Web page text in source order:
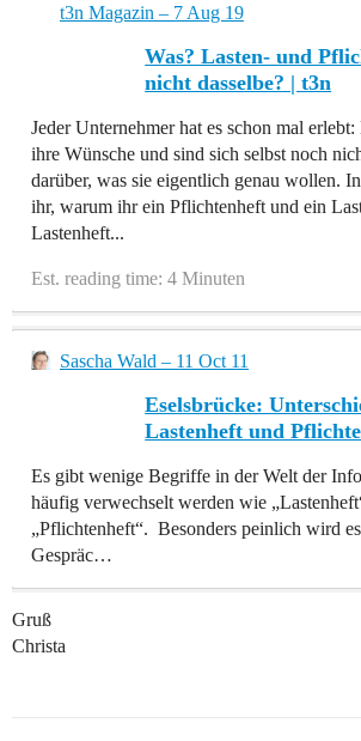
t3n Magazin – 7 Aug 19
Was? Lasten- und
nicht dasselbe? | t3n
Jeder Unternehmer hat es schon mal
ihre Wünsche und sind sich selbst noch
darüber, was sie eigentlich genau wollen.
ihr, warum ihr ein Pflichtenheft und ein
Lastenheft...
Est. reading time: 4 Minuten
Sascha Wald – 11 Oct 11
Eselsbrücke:
Lastenheft und
Es gibt wenige Begriffe in der Welt der
häufig verwechselt werden wie
„Pflichtenheft“. Besonders peinlich wird
Gespräc…
Gruß
Christa